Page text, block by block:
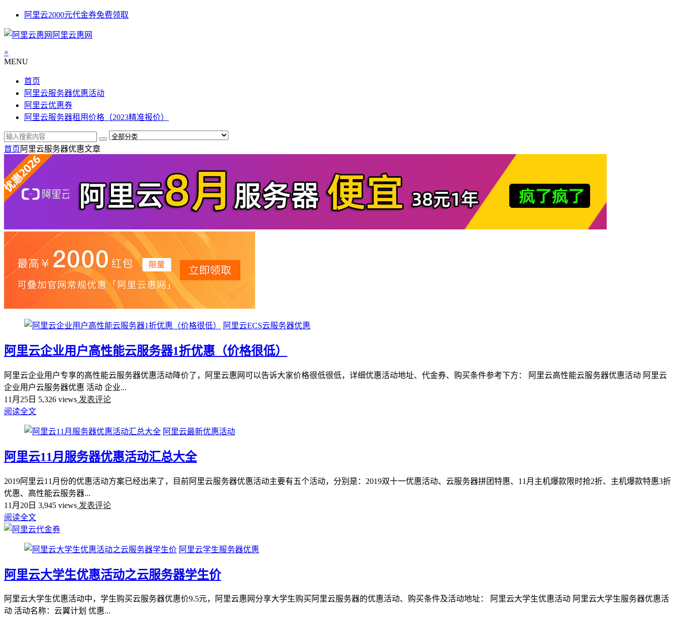
阿里云2000元代金券免费领取
阿里云惠网
×
MENU
首页
阿里云服务器优惠活动
阿里云优惠券
阿里云服务器租用价格（2023精准报价）
首页 阿里云服务器优惠文章
阿里云ECS云服务器优惠
阿里云企业用户高性能云服务器1折优惠（价格很低）
阿里云企业用户专享的高性能云服务器优惠活动降价了，阿里云惠网可以告诉大家价格很低很低，详细优惠活动地址、代金券、购买条件参考下方： 阿里云高性能云服务器优惠活动 阿里云
企业用户云服务器优惠 活动 企业...
11月25日 5,326 views 发表评论
阅读全文
阿里云最新优惠活动
阿里云11月服务器优惠活动汇总大全
2019阿里云11月份的优惠活动方案已经出来了，目前阿里云服务器优惠活动主要有五个活动，分别是：2019双十一优惠活动、云服务器拼团特惠、11月主机爆款限时抢2折、主机爆款特惠3折
优惠、高性能云服务器...
11月20日 3,945 views 发表评论
阅读全文
阿里云学生服务器优惠
阿里云大学生优惠活动之云服务器学生价
阿里云大学生优惠活动中，学生购买云服务器优惠价9.5元，阿里云惠网分享大学生购买阿里云服务器的优惠活动、购买条件及活动地址： 阿里云大学生优惠活动 阿里云大学生服务器优惠活
动 活动名称：云翼计划 优惠...